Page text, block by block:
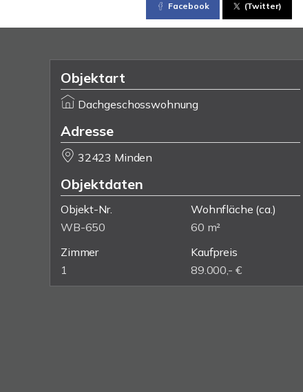
Facebook (Twitter)
Objektart
Dachgeschosswohnung
Adresse
32423 Minden
Objektdaten
Objekt-Nr.
WB-650
Wohnfläche (ca.)
60 m²
Zimmer
1
Kaufpreis
89.000,- €